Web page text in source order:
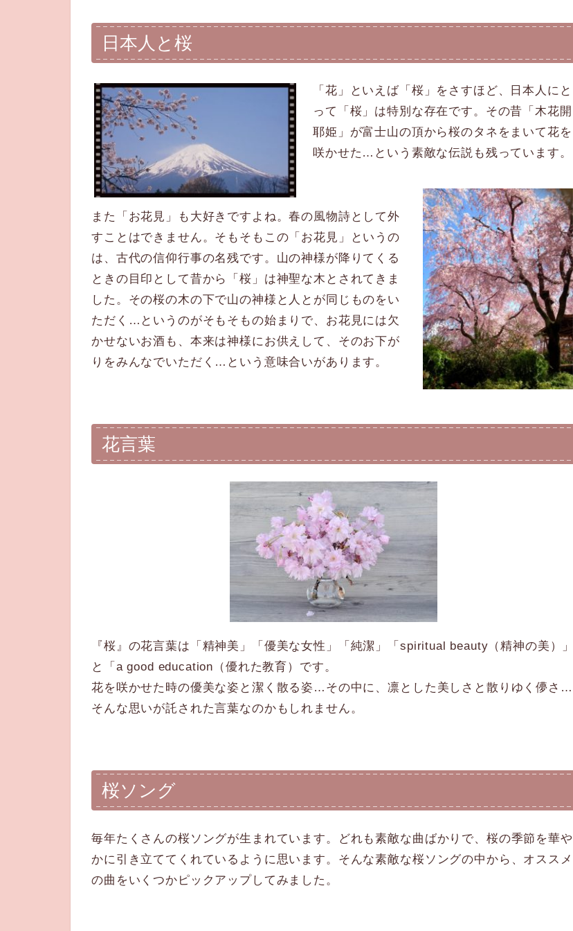
日本人と桜
「花」といえば「桜」をさすほど、日本人にと
って「桜」は特別な存在です。その昔「木花開
耶姫」が富士山の頂から桜のタネをまいて花を
咲かせた…という素敵な伝説も残っています。
また「お花見」も大好きですよね。春の風物詩として外
すことはできません。そもそもこの「お花見」というの
は、古代の信仰行事の名残です。山の神様が降りてくる
ときの目印として昔から「桜」は神聖な木とされてきま
した。その桜の木の下で山の神様と人とが同じものをい
ただく…というのがそもそもの始まりで、お花見には欠
かせないお酒も、本来は神様にお供えして、そのお下が
りをみんなでいただく…という意味合いがあります。
花言葉
『桜』の花言葉は「精神美」「優美な女性」「純潔」「spiritual beauty（精神の美）」
と「a good education（優れた教育）です。
花を咲かせた時の優美な姿と潔く散る姿…その中に、凛とした美しさと散りゆく儚さ…
そんな思いが託された言葉なのかもしれません。
桜ソング
毎年たくさんの桜ソングが生まれています。どれも素敵な曲ばかりで、桜の季節を華や
かに引き立ててくれているように思います。そんな素敵な桜ソングの中から、オススメ
の曲をいくつかピックアップしてみました。